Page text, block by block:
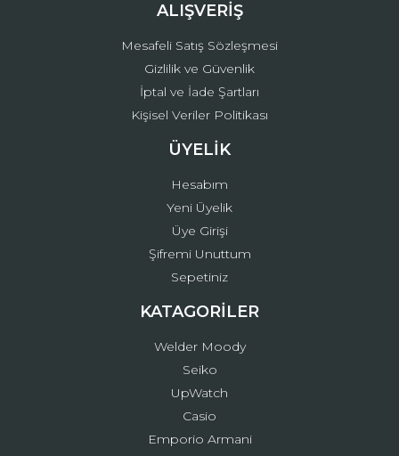
ALIŞVERİŞ
Mesafeli Satış Sözleşmesi
Gizlilik ve Güvenlik
İptal ve İade Şartları
Kişisel Veriler Politikası
ÜYELİK
Hesabım
Yeni Üyelik
Üye Girişi
Şifremi Unuttum
Sepetiniz
KATAGORİLER
Welder Moody
Seiko
UpWatch
Casio
Emporio Armani